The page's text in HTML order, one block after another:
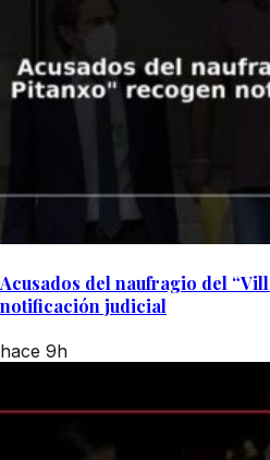
Acusados del naufragio del
notificación judicial
hace 9h